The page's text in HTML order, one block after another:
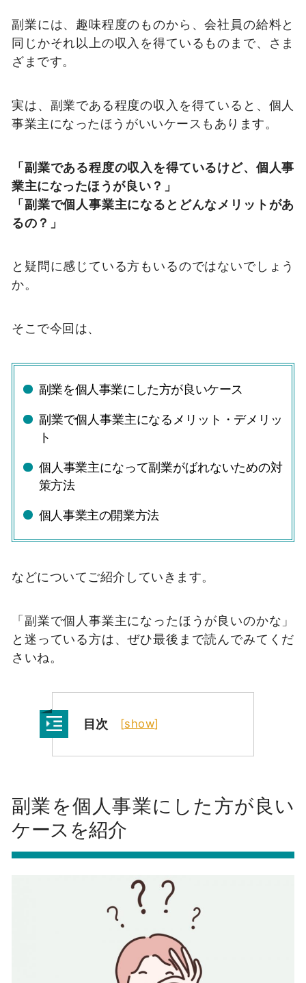
副業には、趣味程度のものから、会社員の給料と
同じかそれ以上の収入を得ているものまで、さま
ざまです。
実は、副業である程度の収入を得ていると、個人
事業主になったほうがいいケースもあります。
「副業である程度の収入を得ているけど、個人事
業主になったほうが良い？」
「副業で個人事業主になるとどんなメリットがあ
るの？」
と疑問に感じている方もいるのではないでしょう
か。
そこで今回は、
副業を個人事業にした方が良いケース
副業で個人事業主になるメリット・デメリッ
ト
個人事業主になって副業がばれないための対
策方法
個人事業主の開業方法
などについてご紹介していきます。
「副業で個人事業主になったほうが良いのかな」
と迷っている方は、ぜひ最後まで読んでみてくだ
さいね。
目次 [show]
副業を個人事業にした方が良い
ケースを紹介